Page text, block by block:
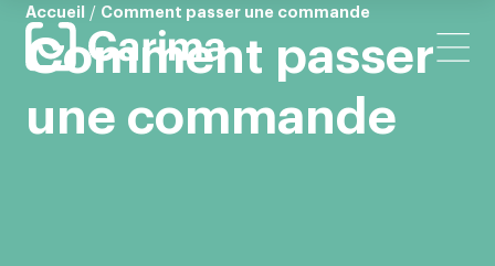
Accueil / Comment passer une commande
Comment passer
une commande